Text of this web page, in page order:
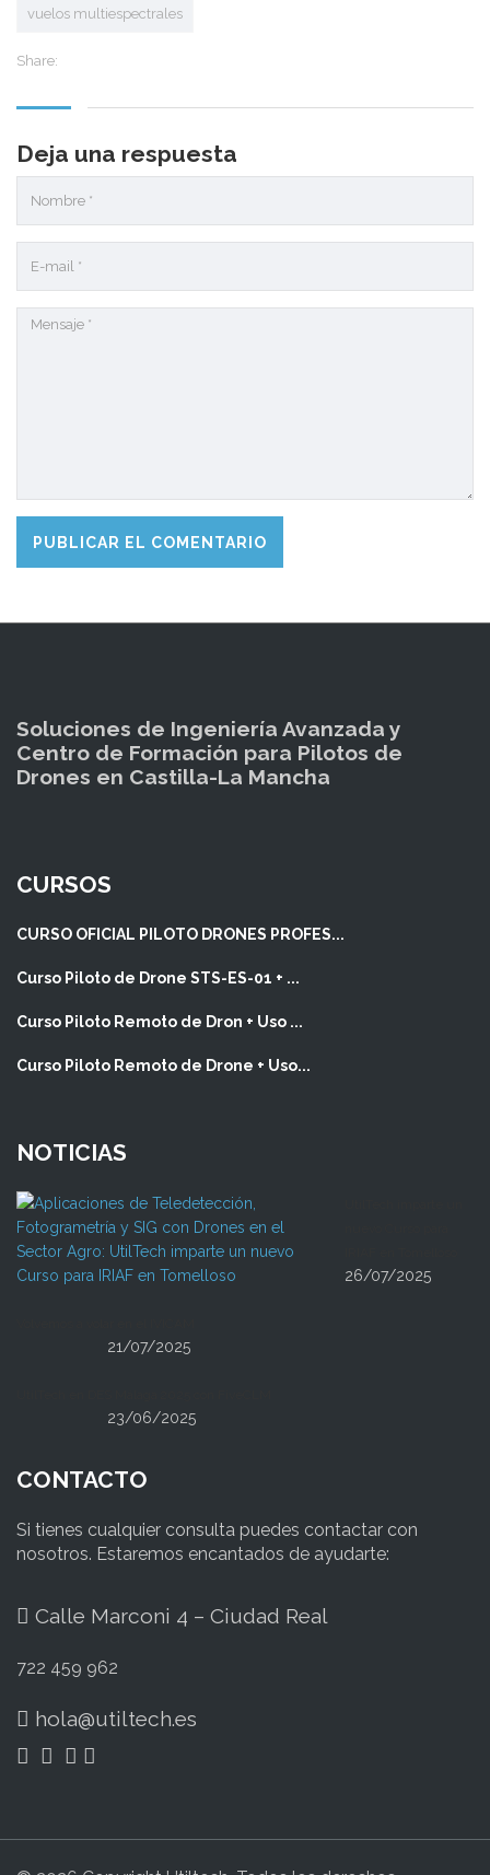
vuelos multiespectrales
Share:
Deja una respuesta
Soluciones de Ingeniería Avanzada y
Centro de Formación para Pilotos de
Drones en Castilla-La Mancha
CURSOS
CURSO OFICIAL PILOTO DRONES PROFES...
Curso Piloto de Drone STS-ES-01 + ...
Curso Piloto Remoto de Dron + Uso ...
Curso Piloto Remoto de Drone + Uso...
NOTICIAS
26/07/2025
21/07/2025
23/06/2025
CONTACTO
Si tienes cualquier consulta puedes contactar con
nosotros. Estaremos encantados de ayudarte:
Calle Marconi 4 – Ciudad Real
722 459 962
hola@utiltech.es